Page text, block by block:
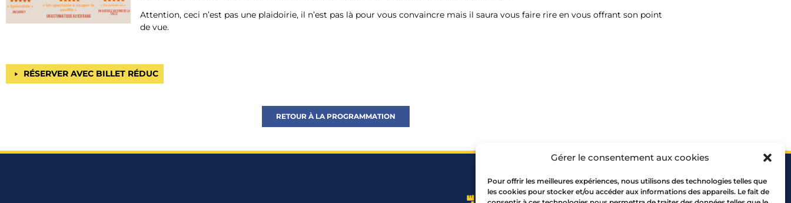
Gérer le consentement aux cookies
Pour offrir les meilleures expériences, nous utilisons des technologies telles que
les cookies pour stocker et/ou accéder aux informations des appareils. Le fait de
Attention, ceci n’est pas une plaidoirie, il n’est pas là pour vous convaincre mais il saura vous faire rire en vous offrant son point
de vue.
RÉSERVER AVEC BILLET RÉDUC
RETOUR À LA PROGRAMMATION